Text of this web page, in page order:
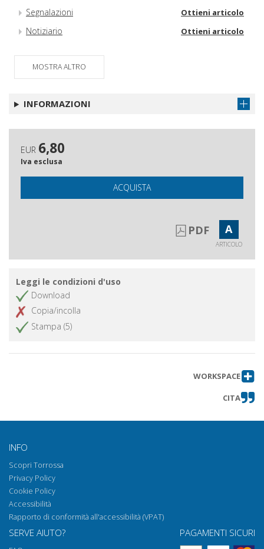
Segnalazioni Ottieni articolo
Notiziario Ottieni articolo
MOSTRA ALTRO
INFORMAZIONI
EUR 6,80
Iva esclusa
ACQUISTA
PDF A
ARTICOLO
Leggi le condizioni d'uso
Download
Copia/incolla
Stampa (5)
WORKSPACE
CITA
INFO
Scopri Torrossa
Privacy Policy
Cookie Policy
Accessibilità
Rapporto di conformità all'accessibilità (VPAT)
SERVE AIUTO? PAGAMENTI SICURI